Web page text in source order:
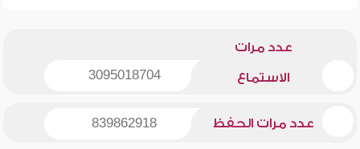
عدد مرات
الاستماع 3095018704
عدد مرات الحفظ 839862918